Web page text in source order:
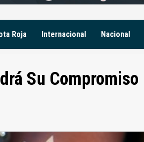
Roja Internacional Nacional
Su Compromiso